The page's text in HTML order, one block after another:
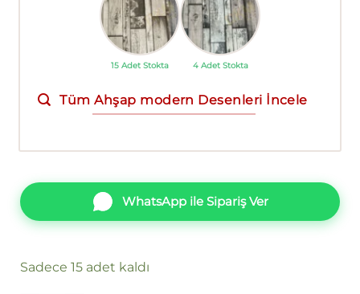
15 Adet Stokta 4 Adet Stokta
Tüm Ahşap modern Desenleri İncele
WhatsApp ile Sipariş Ver
Sadece 15 adet kaldı